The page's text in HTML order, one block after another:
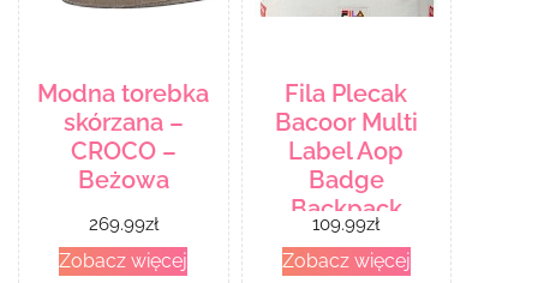
Modna torebka
skórzana –
CROCO –
Beżowa
269.99zł
Zobacz więcej
Fila Plecak
Bacoor Multi
Label Aop
Badge
Backpack
S’Cool FBU0004
Kolorowy
109.99zł
Zobacz więcej